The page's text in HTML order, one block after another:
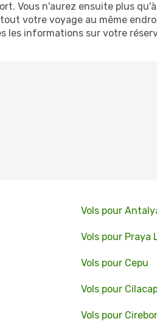
Vous n'aurez ensuite plus
votre voyage au même
les informations sur votre
Vols pour
Vols pour Praya
Vols pour Cepu
Vols pour
Vols pour